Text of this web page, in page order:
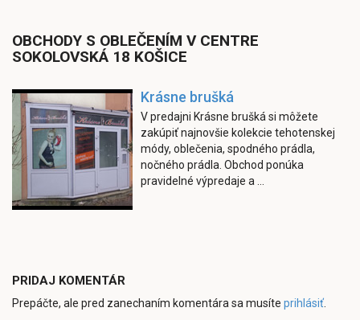
OBCHODY S OBLEČENÍM V CENTRE
SOKOLOVSKÁ 18 KOŠICE
Krásne brušká
V predajni Krásne brušká si môžete
zakúpiť najnovšie kolekcie tehotenskej
módy, oblečenia, spodného prádla,
nočného prádla. Obchod ponúka
pravidelné výpredaje a ...
PRIDAJ KOMENTÁR
Prepáčte, ale pred zanechaním komentára sa musíte prihlásiť